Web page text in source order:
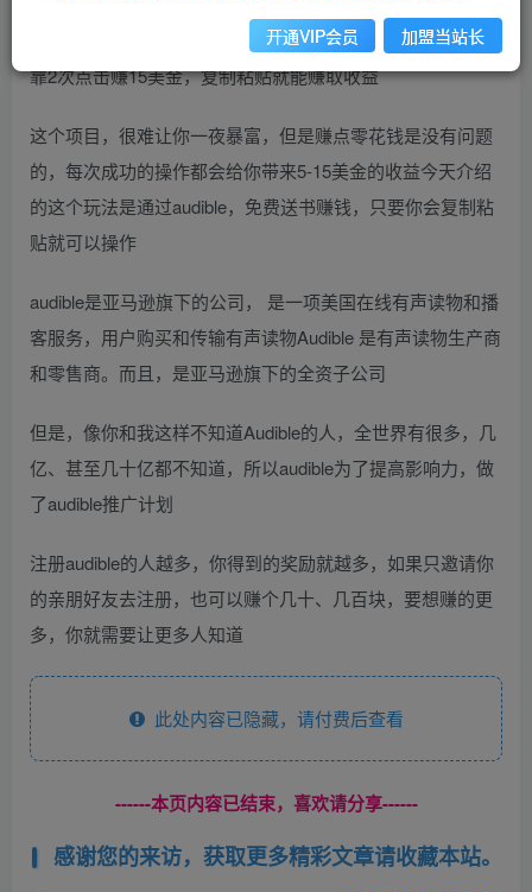
靠2次点击赚15美金，复制粘贴就能赚取收益
这个项目，很难让你一夜暴富，但是赚点零花钱是没有问题
的，每次成功的操作都会给你带来5-15美金的收益今天介绍
的这个玩法是通过audible，免费送书赚钱，只要你会复制粘
贴就可以操作
audible是亚马逊旗下的公司， 是一项美国在线有声读物和播
客服务，用户购买和传输有声读物Audible 是有声读物生产商
和零售商。而且，是亚马逊旗下的全资子公司
但是，像你和我这样不知道Audible的人，全世界有很多，几
亿、甚至几十亿都不知道，所以audible为了提高影响力，做
了audible推广计划
注册audible的人越多，你得到的奖励就越多，如果只邀请你
的亲朋好友去注册，也可以赚个几十、几百块，要想赚的更
多，你就需要让更多人知道
此处内容已隐藏，请付费后查看
------本页内容已结束，喜欢请分享------
感谢您的来访，获取更多精彩文章请收藏本站。
开通VIP会员 加盟当站长